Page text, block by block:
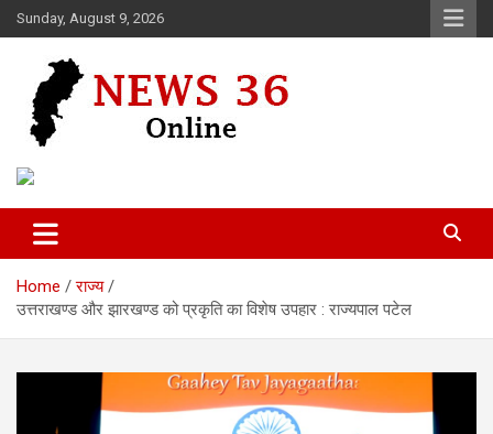
Skip
to
Sunday, August 9, 2026
News 36
Home
राज्य
उत्तराखण्ड और झारखण्ड को प्रकृति का विशेष उपहार : राज्यपाल पटेल